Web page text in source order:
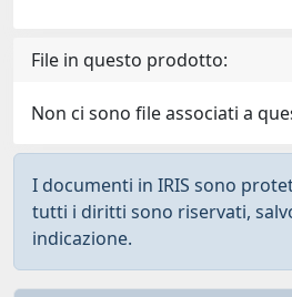
File in questo prodotto:
Non ci sono file associati a
I documenti in IRIS sono
tutti i diritti sono riservati,
indicazione.